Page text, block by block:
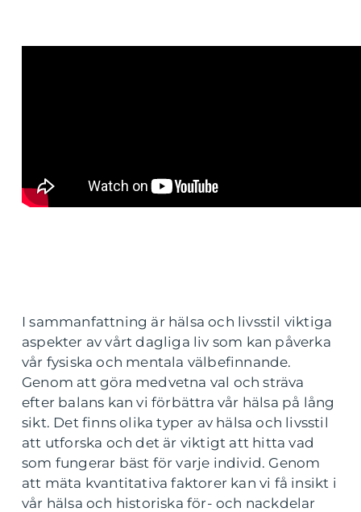
I sammanfattning är hälsa och livsstil viktiga
aspekter av vårt dagliga liv som kan påverka
vår fysiska och mentala välbefinnande.
Genom att göra medvetna val och sträva
efter balans kan vi förbättra vår hälsa på lång
sikt. Det finns olika typer av hälsa och livsstil
att utforska och det är viktigt att hitta vad
som fungerar bäst för varje individ. Genom
att mäta kvantitativa faktorer kan vi få insikt i
vår hälsa och historiska för- och nackdelar